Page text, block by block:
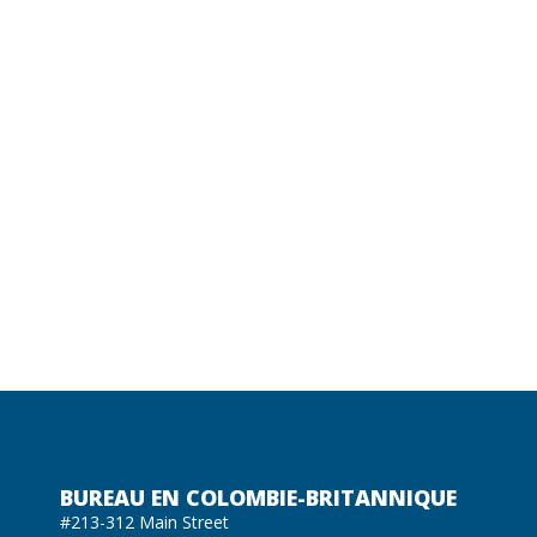
BUREAU EN COLOMBIE-BRITANNIQUE
#213-312 Main Street